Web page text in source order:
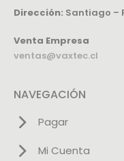
Dirección: Santiago –
Venta Empresa
ventas@vaxtec.cl
NAVEGACIÓN
Pagar
Mi Cuenta